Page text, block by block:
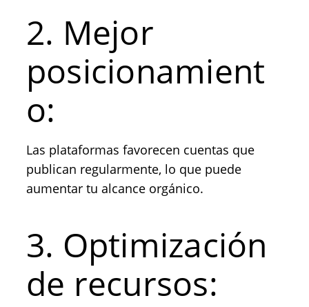
2. Mejor
posicionamient
o:
Las plataformas favorecen cuentas que
publican regularmente, lo que puede
aumentar tu alcance orgánico.
3. Optimización
de recursos: